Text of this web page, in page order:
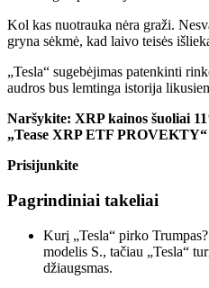
Kol kas nuotrauka nėra graži.
gryna sėkmė, kad laivo teisės
„Tesla“ sugebėjimas patenkinti
audros bus lemtinga istorija
Naršykite: XRP kainos šuoliai
„Tease XRP ETF PROVEKTY“
Prisijunkite
Pagrindiniai takeliai
Kurį „Tesla“ pirko
modelis S., tačiau „Tesla“
džiaugsmas.